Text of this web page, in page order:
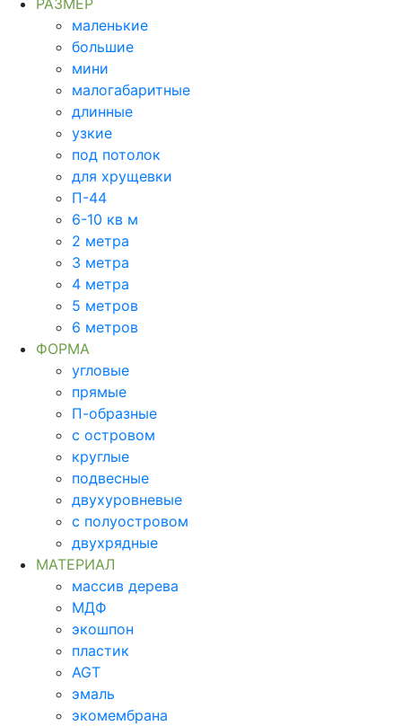
РАЗМЕР
маленькие
большие
мини
малогабаритные
длинные
узкие
под потолок
для хрущевки
П-44
6-10 кв м
2 метра
3 метра
4 метра
5 метров
6 метров
ФОРМА
угловые
прямые
П-образные
с островом
круглые
подвесные
двухуровневые
с полуостровом
двухрядные
МАТЕРИАЛ
массив дерева
МДФ
экошпон
пластик
AGT
эмаль
экомембрана